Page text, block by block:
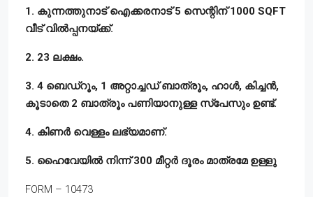
1. കുന്നത്തുനാട് ഐക്കരനാട് 5 സെന്റിന് 1000 SQFT
വീട് വിൽപ്പനയ്ക്ക്.
2. 23 ലക്ഷം.
3. 4 ബെഡ്‌റൂം, 1 അറ്റാച്ചഡ് ബാത്രൂം, ഹാൾ, കിച്ചൻ,
കൂടാതെ 2 ബാത്രൂം പണിയാനുള്ള സ്പേസും ഉണ്ട്.
4. കിണർ വെള്ളം ലഭ്യമാണ്.
5. ഹൈവേയിൽ നിന്ന് 300 മീറ്റർ ദൂരം മാത്രമേ ഉള്ളു
FORM – 10473